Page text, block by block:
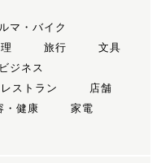
マ・バイク
旅行
文具
ビジネス
レストラン
店舗
・健康
家電